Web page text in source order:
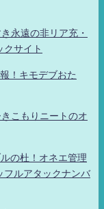
永遠の非リア充・
クサイト
！キモデブおた
こもりニートのオ
の杜！オネエ管理
フルアタックナンバ